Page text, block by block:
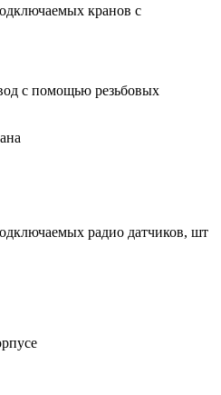
кранов с
с помощью резьбовых
радио датчиков, шт